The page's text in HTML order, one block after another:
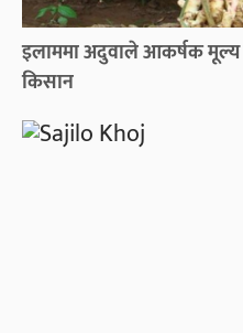
इलाममा अदुवाले आकर्षक मूल्य
किसान